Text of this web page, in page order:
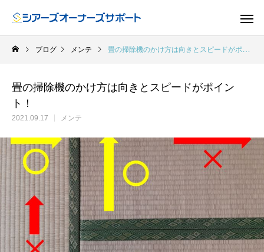
ドア
ブログ メンテ 畳の掃除機のかけ方は向きとスピードがポイント！
畳の掃除機のかけ方は向きとスピードがポイン
ト！
2021.09.17 メンテ